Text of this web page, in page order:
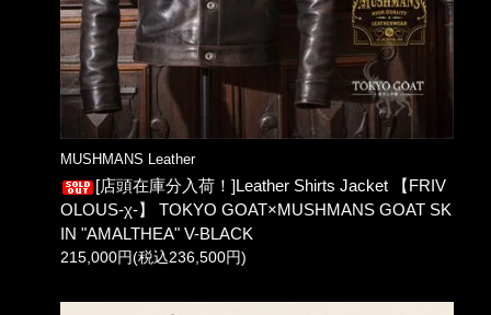
MUSHMANS Leather
[店頭在庫分入荷！]Leather Shirts Jacket 【FRIV
OLOUS-χ-】 TOKYO GOAT×MUSHMANS GOAT SK
IN "AMALTHEA" V-BLACK
215,000円(税込236,500円)